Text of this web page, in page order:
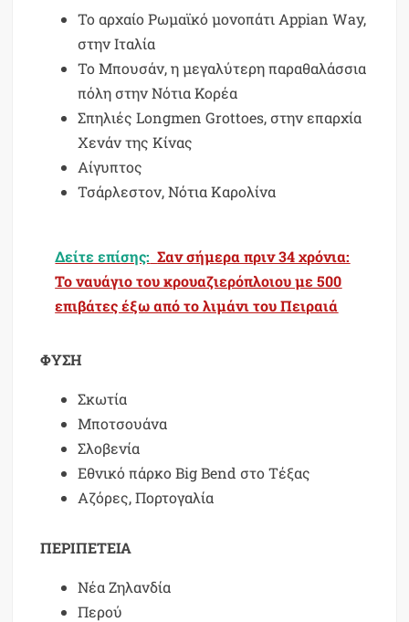
Το αρχαίο Ρωμαϊκό μονοπάτι Appian Way,
στην Ιταλία
Το Μπουσάν, η μεγαλύτερη παραθαλάσσια
πόλη στην Νότια Κορέα
Σπηλιές Longmen Grottoes, στην επαρχία
Xενάν της Κίνας
Αίγυπτος
Τσάρλεστον, Νότια Καρολίνα
Δείτε επίσης: Σαν σήμερα πριν 34 χρόνια:
Το ναυάγιο του κρουαζιερόπλοιου με 500
επιβάτες έξω από το λιμάνι του Πειραιά
ΦΥΣΗ
Σκωτία
Μποτσουάνα
Σλοβενία
Εθνικό πάρκο Big Bend στο Τέξας
Αζόρες, Πορτογαλία
ΠΕΡΙΠΕΤΕΙΑ
Νέα Ζηλανδία
Περού